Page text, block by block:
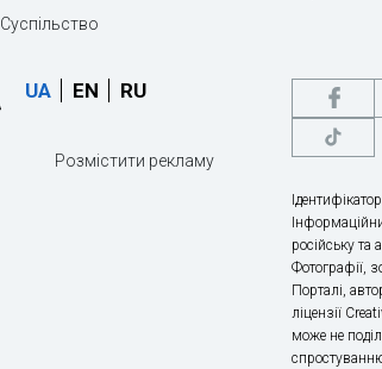
Суспільство
UA EN RU
Розмістити рекламу
російську та
Фотографії,
Порталі,
ліцензії
може не